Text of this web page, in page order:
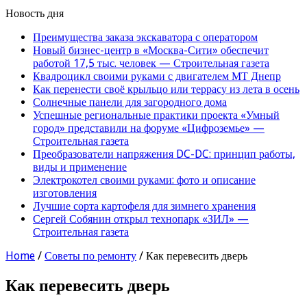
Новость дня
Преимущества заказа экскаватора с оператором
Новый бизнес-центр в «Москва-Сити» обеспечит
работой 17,5 тыс. человек — Строительная газета
Квадроцикл своими руками с двигателем МТ Днепр
Как перенести своё крыльцо или террасу из лета в осень
Солнечные панели для загородного дома
Успешные региональные практики проекта «Умный
город» представили на форуме «Цифроземье» —
Строительная газета
Преобразователи напряжения DC-DC: принцип работы,
виды и применение
Электрокотел своими руками: фото и описание
изготовления
Лучшие сорта картофеля для зимнего хранения
Сергей Собянин открыл технопарк «ЗИЛ» —
Строительная газета
Home / Советы по ремонту / Как перевесить дверь
Как перевесить дверь